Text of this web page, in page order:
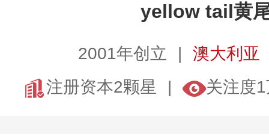
yellow tail黄
2001年创立
澳大利亚
注册资本2颗星
关注度